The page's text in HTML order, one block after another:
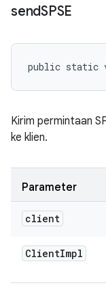
sendSPSE
public static
Kirim permintaan
ke klien.
Parameter
client
ClientImpl